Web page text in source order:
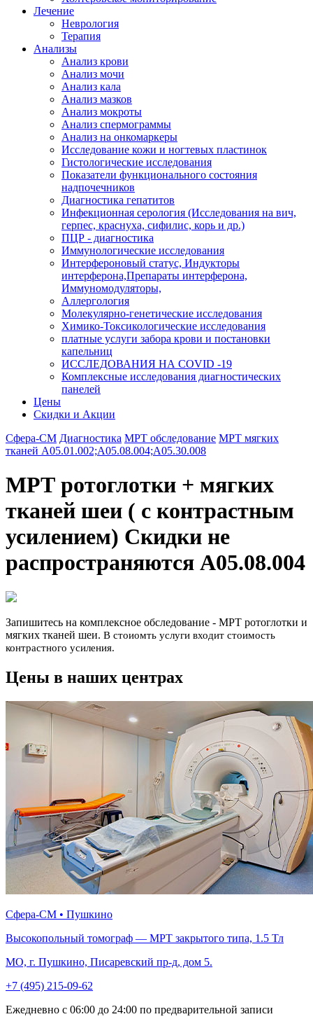
Лечение
Неврология
Терапия
Анализы
Анализ крови
Анализ мочи
Анализ кала
Анализ мазков
Анализ мокроты
Анализ спермограммы
Анализ на онкомаркеры
Исследование кожи и ногтевых пластинок
Гистологические исследования
Показатели функционального состояния
надпочечников
Диагностика гепатитов
Инфекционная серология (Исследования на вич,
герпес, краснуха, сифилис, корь и др.)
ПЦР - диагностика
Иммунологические исследования
Интерфероновый статус, Индукторы
интерферона,Препараты интерферона,
Иммуномодуляторы,
Аллергология
Молекулярно-генетические исследования
Химико-Токсикологические исследования
платные услуги забора крови и постановки
капельниц
ИССЛЕДОВАНИЯ НА COVID -19
Комплексные исследования диагностических
панелей
Цены
Скидки и Акции
Сфера-СМ Диагностика МРТ обследование МРТ мягких
тканей A05.01.002;A05.08.004;A05.30.008
МРТ ротоглотки + мягких
тканей шеи ( с контрастным
усилением) Скидки не
распространяются A05.08.004
Запишитесь на комплексное обследование - МРТ ротоглотки и
мягких тканей шеи. В стоиомть услуги входит стоимость
контрастного усиления.
Цены в наших центрах
Сфера-СМ • Пушкино
Высокопольный томограф — МРТ закрытого типа, 1.5 Тл
МО, г. Пушкино, Писаревский пр-д, дом 5.
+7 (495) 215-09-62
Ежедневно с 06:00 до 24:00 по предварительной записи